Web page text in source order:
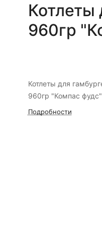
Котлеты
960гр
Котлеты для
960гр "Компас
Подробности